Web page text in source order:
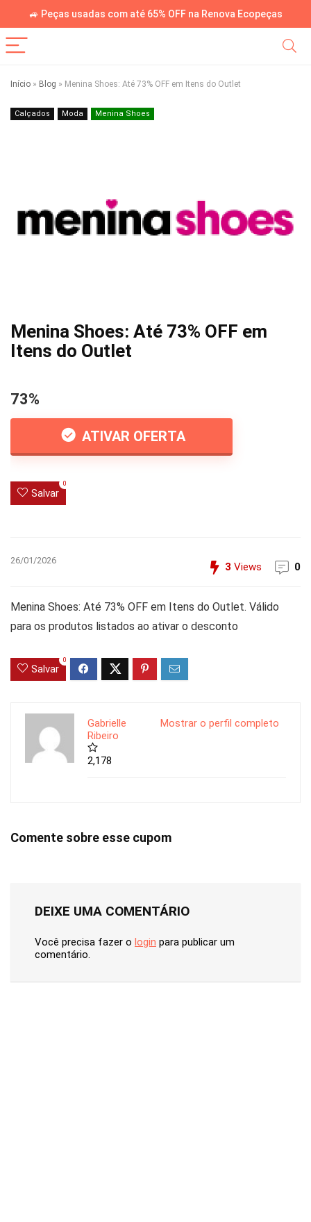
🚙 Peças usadas com até 65% OFF na Renova Ecopeças
Início » Blog » Menina Shoes: Até 73% OFF em Itens do Outlet
Calçados Moda Menina Shoes
Menina Shoes: Até 73% OFF em
Itens do Outlet
73%
ATIVAR OFERTA
Salvar
0
26/01/2026
3 Views 0
Menina Shoes: Até 73% OFF em Itens do Outlet. Válido
para os produtos listados ao ativar o desconto
Salvar
0
Mostrar o perfil completo
Gabrielle
Ribeiro
2,178
Comente sobre esse cupom
DEIXE UMA COMENTÁRIO
Você precisa fazer o login para publicar um
comentário.